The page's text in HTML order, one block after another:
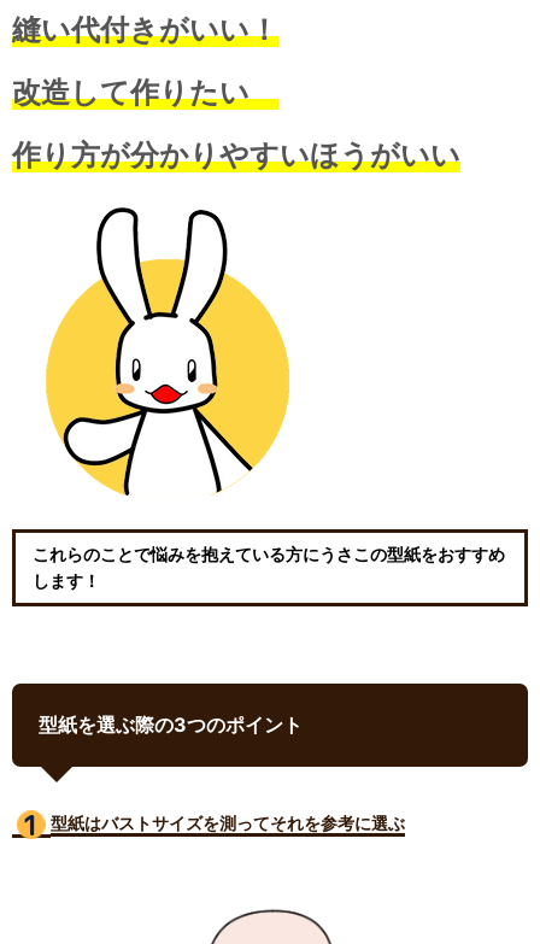
縫い代付きがいい！
改造して作りたい
作り方が分かりやすいほうがいい
これらのことで悩みを抱えている方にうさこの型紙をおすすめ
します！
型紙を選ぶ際の3つのポイント
型紙はバストサイズを測ってそれを参考に選ぶ